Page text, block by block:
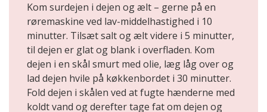
Kom surdejen i dejen og ælt – gerne på en
røremaskine ved lav-middelhastighed i 10
minutter. Tilsæt salt og ælt videre i 5 minutter,
til dejen er glat og blank i overfladen. Kom
dejen i en skål smurt med olie, læg låg over og
lad dejen hvile på køkkenbordet i 30 minutter.
Fold dejen i skålen ved at fugte hænderne med
koldt vand og derefter tage fat om dejen og